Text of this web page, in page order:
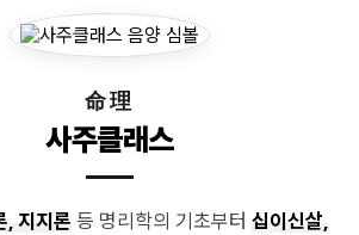
命理
사주클래스
, 지지론 등 명리학의 기초부터 십이신살,